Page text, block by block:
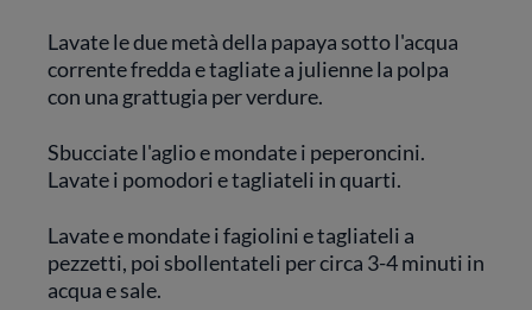
Lavate le due metà della papaya sotto l'acqua
corrente fredda e tagliate a julienne la polpa
con una grattugia per verdure.
Sbucciate l'aglio e mondate i peperoncini.
Lavate i pomodori e tagliateli in quarti.
Lavate e mondate i fagiolini e tagliateli a
pezzetti, poi sbollentateli per circa 3-4 minuti in
acqua e sale.